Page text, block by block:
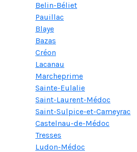
Belin-Béliet
Pauillac
Blaye
Bazas
Créon
Lacanau
Marcheprime
Sainte-Eulalie
Saint-Laurent-Médoc
Saint-Sulpice-et-Cameyrac
Castelnau-de-Médoc
Tresses
Ludon-Médoc